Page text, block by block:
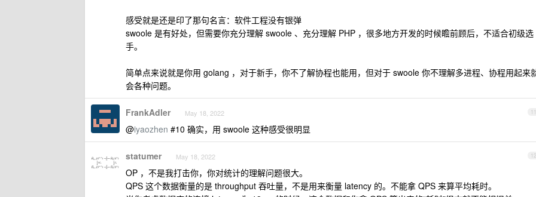
感受就是还是印了那句名言：软件工程没有银弹
swoole 是有好处，但需要你充分理解 swoole 、充分理解 PHP ，很多地方开发的时候瞻前顾后，不适合初级选
手。
简单点来说就是你用 golang ，对于新手，你不了解协程也能用，但对于 swoole 你不理解多进程、协程用起来
会各种问题。
11
FrankAdler May 18, 2022
@iyaozhen #10 确实，用 swoole 这种感受很明显
12
statumer May 18, 2022
OP ，不是我打击你，你对统计的理解问题很大。
QPS 这个数据衡量的是 throughput 吞吐量，不是用来衡量 latency 的。不能拿 QPS 来算平均耗时。